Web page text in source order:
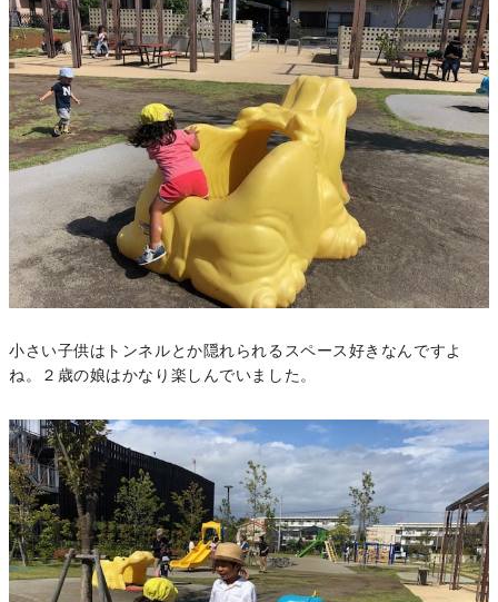
小さい子供はトンネルとか隠れられるスペース好きなんですよ
ね。２歳の娘はかなり楽しんでいました。